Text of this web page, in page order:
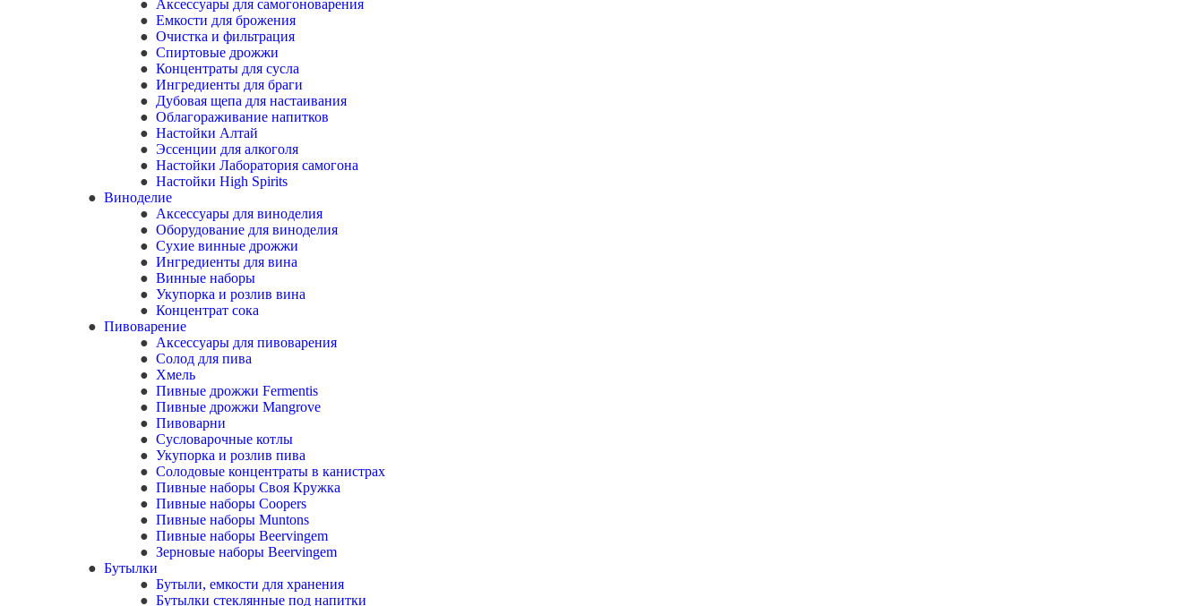
Аксессуары для самогоноварения
Емкости для брожения
Очистка и фильтрация
Спиртовые дрожжи
Концентраты для сусла
Ингредиенты для браги
Дубовая щепа для настаивания
Облагораживание напитков
Настойки Алтай
Эссенции для алкоголя
Настойки Лаборатория самогона
Настойки High Spirits
Виноделие
Аксессуары для виноделия
Оборудование для виноделия
Сухие винные дрожжи
Ингредиенты для вина
Винные наборы
Укупорка и розлив вина
Концентрат сока
Пивоварение
Аксессуары для пивоварения
Солод для пива
Хмель
Пивные дрожжи Fermentis
Пивные дрожжи Mangrove
Пивоварни
Сусловарочные котлы
Укупорка и розлив пива
Солодовые концентраты в канистрах
Пивные наборы Своя Кружка
Пивные наборы Coopers
Пивные наборы Muntons
Пивные наборы Beervingem
Зерновые наборы Beervingem
Бутылки
Бутыли, емкости для хранения
Бутылки стеклянные под напитки